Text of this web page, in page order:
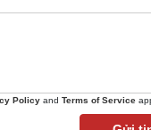
Policy and Terms of Service